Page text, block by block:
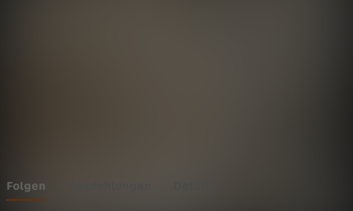
Folgen